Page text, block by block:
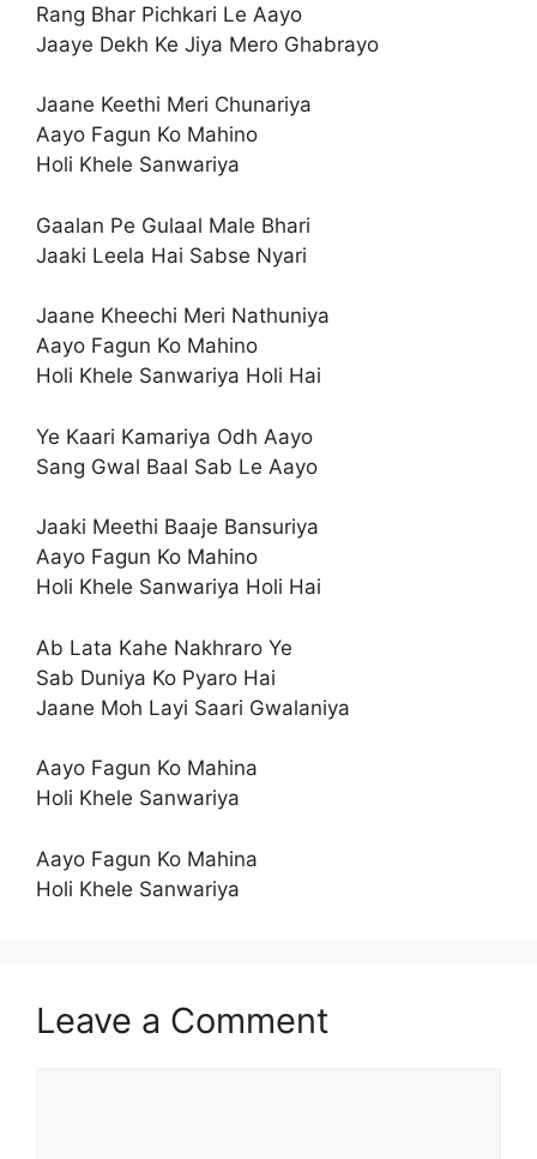
Rang Bhar Pichkari Le Aayo
Jaaye Dekh Ke Jiya Mero Ghabrayo
Jaane Keethi Meri Chunariya
Aayo Fagun Ko Mahino
Holi Khele Sanwariya
Gaalan Pe Gulaal Male Bhari
Jaaki Leela Hai Sabse Nyari
Jaane Kheechi Meri Nathuniya
Aayo Fagun Ko Mahino
Holi Khele Sanwariya Holi Hai
Ye Kaari Kamariya Odh Aayo
Sang Gwal Baal Sab Le Aayo
Jaaki Meethi Baaje Bansuriya
Aayo Fagun Ko Mahino
Holi Khele Sanwariya Holi Hai
Ab Lata Kahe Nakhraro Ye
Sab Duniya Ko Pyaro Hai
Jaane Moh Layi Saari Gwalaniya
Aayo Fagun Ko Mahina
Holi Khele Sanwariya
Aayo Fagun Ko Mahina
Holi Khele Sanwariya
Leave a Comment